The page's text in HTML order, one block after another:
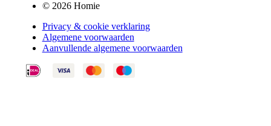
© 2026 Homie
Privacy & cookie verklaring
Algemene voorwaarden
Aanvullende algemene voorwaarden